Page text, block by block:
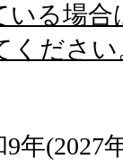
いる場
ください
年(2027